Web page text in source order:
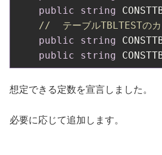
public
string
//  テーブルTBLTESTのカ
public
string
public
string
想定できる定数を宣言しました。
必要に応じて追加します。